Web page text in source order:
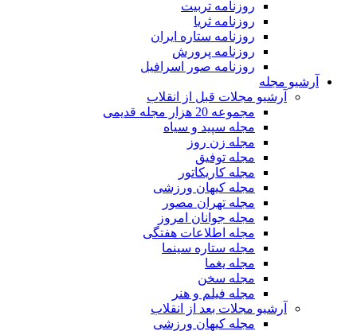
روزنامه تربیت
روزنامه ثریا
روزنامه ستاره ایران
روزنامه پرورش
روزنامه صور اسرافیل
آرشیو مجله
آرشیو مجلات قبل از انقلاب
مجموعه 20 هزار مجله قدیمی
مجله سپید و سیاه
مجله زن روز
مجله توفیق
مجله کاریکاتور
مجله کیهان ورزشی
مجله تهران مصور
مجله جوانان امروز
مجله اطلاعات هفتگی
مجله ستاره سینما
مجله یغما
مجله سخن
مجله فیلم و هنر
آرشیو مجلات بعد از انقلاب
مجله کیهان ورزشی